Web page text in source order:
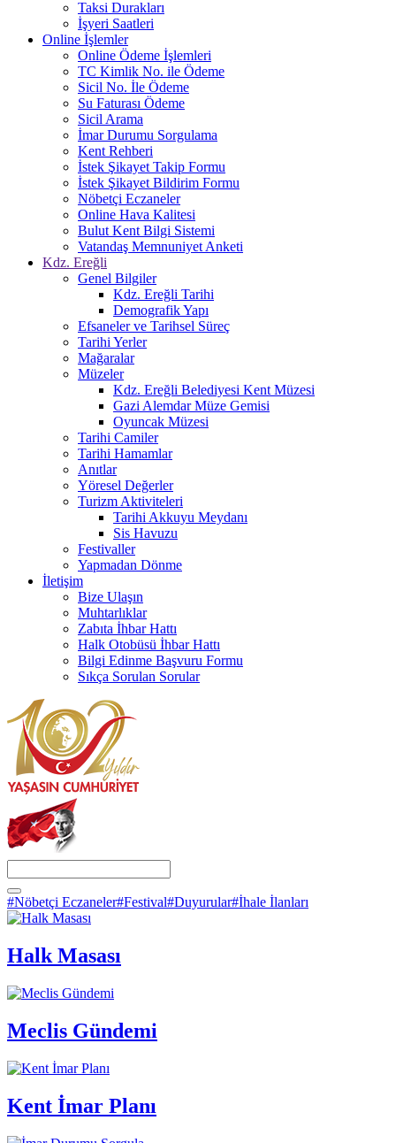
Taksi Durakları
İşyeri Saatleri
Online İşlemler
Online Ödeme İşlemleri
TC Kimlik No. ile Ödeme
Sicil No. İle Ödeme
Su Faturası Ödeme
Sicil Arama
İmar Durumu Sorgulama
Kent Rehberi
İstek Şikayet Takip Formu
İstek Şikayet Bildirim Formu
Nöbetçi Eczaneler
Online Hava Kalitesi
Bulut Kent Bilgi Sistemi
Vatandaş Memnuniyet Anketi
Kdz. Ereğli
Genel Bilgiler
Kdz. Ereğli Tarihi
Demografik Yapı
Efsaneler ve Tarihsel Süreç
Tarihi Yerler
Mağaralar
Müzeler
Kdz. Ereğli Belediyesi Kent Müzesi
Gazi Alemdar Müze Gemisi
Oyuncak Müzesi
Tarihi Camiler
Tarihi Hamamlar
Anıtlar
Yöresel Değerler
Turizm Aktiviteleri
Tarihi Akkuyu Meydanı
Sis Havuzu
Festivaller
Yapmadan Dönme
İletişim
Bize Ulaşın
Muhtarlıklar
Zabıta İhbar Hattı
Halk Otobüsü İhbar Hattı
Bilgi Edinme Başvuru Formu
Sıkça Sorulan Sorular
#Nöbetçi Eczaneler#Festival#Duyurular#İhale İlanları
Halk Masası
Meclis Gündemi
Kent İmar Planı